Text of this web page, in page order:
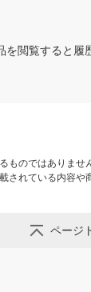
を閲覧すると履
ものではありませ
れている内容
ページ